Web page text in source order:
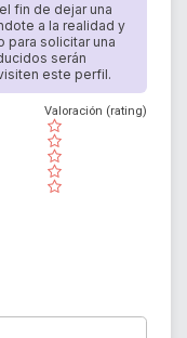
fin de dejar una
a la realidad y
para solicitar una
serán
este perfil.
( )
( )
( )
( )
( )
Valoración (rating)